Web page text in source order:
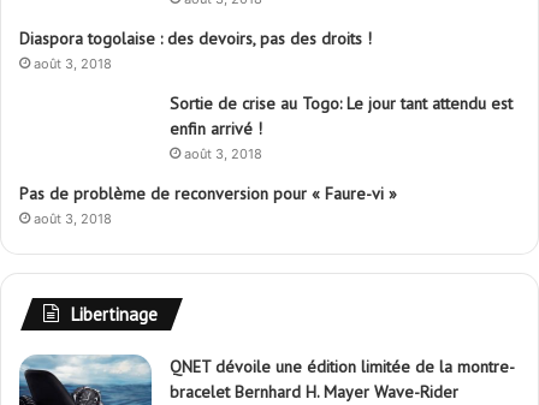
Diaspora togolaise : des devoirs, pas des droits !
août 3, 2018
Sortie de crise au Togo: Le jour tant attendu est
enfin arrivé !
août 3, 2018
Pas de problème de reconversion pour « Faure-vi »
août 3, 2018
Libertinage
QNET dévoile une édition limitée de la montre-
bracelet Bernhard H. Mayer Wave-Rider